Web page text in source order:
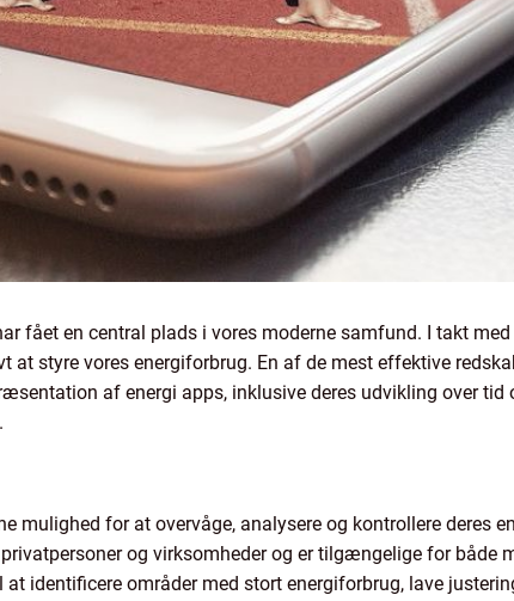
fået en central plads i vores moderne samfund. I takt
at styre vores energiforbrug. En af de mest effektive
af energi apps, inklusive deres udvikling over
mulighed for at overvåge, analysere og kontrollere deres
og virksomheder og er tilgængelige for både
identificere områder med stort energiforbrug, lave